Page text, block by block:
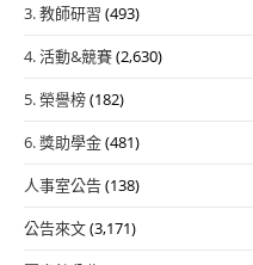
3. 教師研習 (493)
4. 活動&競賽(2,630)
5. 榮譽榜(182)
6. 獎助學金(481)
人事室公告(138)
公告來文(3,171)